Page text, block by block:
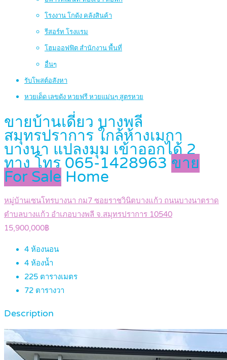
โรงงาน โกดัง คลังสินค้า
รีสอร์ท โรงแรม
โฮมออฟฟิต สำนักงาน พื้นที่
อื่นๆ
รับโพสต์อสังหา
หวยเด็ด เลขดัง หวยฟรี หวยแม่นๆ สูตรหวย
ขายบ้านเดี่ยว บางพลี
สมุทรปราการ ใกล้ห้างเมกา
บางนา แปลงมุม เข้าออกได้ 2
ทาง โทร 065-1428963 ขาย
For Sale Home
หมู่บ้านเซนโทรบางนา กม7 ซอยราชวินิตบางแก้ว ถนนบางนาตราด
ตำบลบางแก้ว อำเภอบางพลี จ.สมุทรปราการ 10540
15,900,000฿
4 ห้องนอน
4 ห้องน้ำ
225 ตารางเมตร
72 ตารางวา
Description